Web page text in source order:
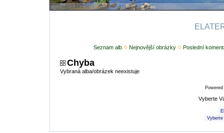
Seznam alb Nejnovější obrázky Poslední
Chyba
Vybraná alba/obrázek neexistuje
Vyberte